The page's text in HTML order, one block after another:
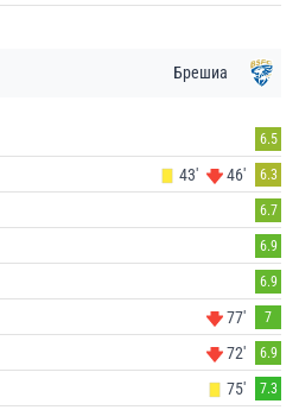
Брешиа
6.5
43' 46' 6.3
6.7
6.9
6.9
77' 7
72' 6.9
75' 7.3